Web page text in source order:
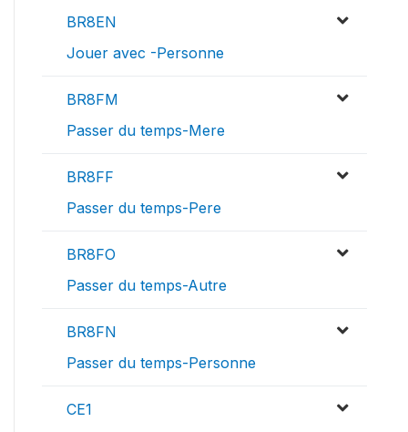
BR8EN
Jouer avec -Personne
BR8FM
Passer du temps-Mere
BR8FF
Passer du temps-Pere
BR8FO
Passer du temps-Autre
BR8FN
Passer du temps-Personne
CE1